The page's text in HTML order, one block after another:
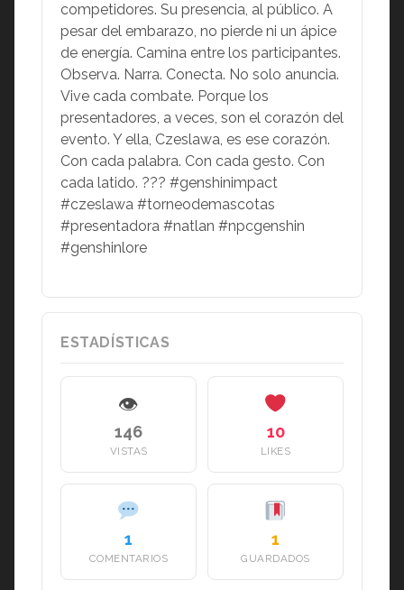
competidores. Su presencia, al público. A
pesar del embarazo, no pierde ni un ápice
de energía. Camina entre los participantes.
Observa. Narra. Conecta. No solo anuncia.
Vive cada combate. Porque los
presentadores, a veces, son el corazón del
evento. Y ella, Czeslawa, es ese corazón.
Con cada palabra. Con cada gesto. Con
cada latido. ??? #genshinimpact
#czeslawa #torneodemascotas
#presentadora #natlan #npcgenshin
#genshinlore
ESTADÍSTICAS
👁
146
VISTAS
10
LIKES
1
COMENTARIOS
1
GUARDADOS